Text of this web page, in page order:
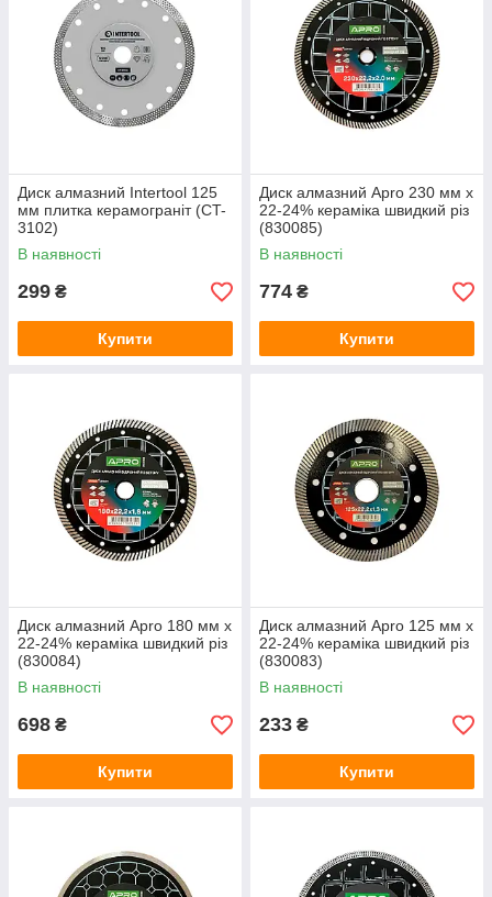
Диск алмазний Intertool 125
мм плитка керамограніт (CT-
3102)
В наявності
299 ₴
Купити
Диск алмазний Apro 230 мм x
22-24% кераміка швидкий різ
(830085)
В наявності
774 ₴
Купити
Диск алмазний Apro 180 мм x
22-24% кераміка швидкий різ
(830084)
В наявності
698 ₴
Купити
Диск алмазний Apro 125 мм x
22-24% кераміка швидкий різ
(830083)
В наявності
233 ₴
Купити